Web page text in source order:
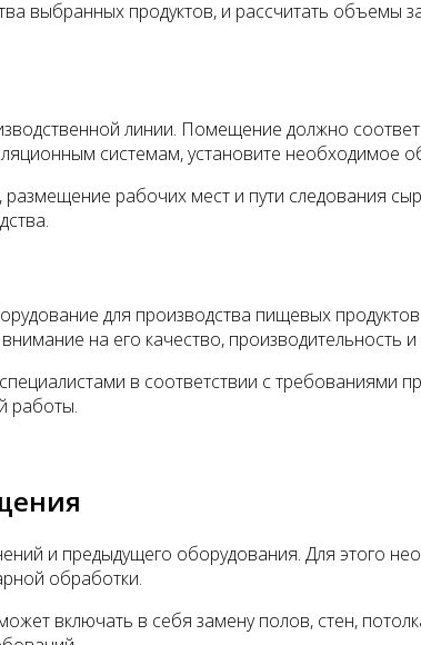
выбранных продуктов, и рассчитать объемы
линии. Помещение должно
системам, установите необходимое
рабочих мест и пути следования
для производства пищевых
на его качество, производительность
в соответствии с требованиями
работы.
и предыдущего оборудования. Для этого
обработки.
включать в себя замену полов, стен,